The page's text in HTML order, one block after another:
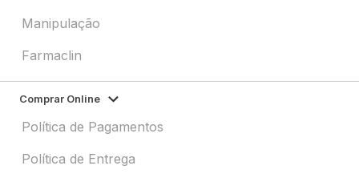
Manipulação
Farmaclin
Comprar Online
Política de Pagamentos
Política de Entrega